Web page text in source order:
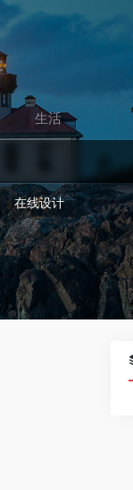
生活
在线设计